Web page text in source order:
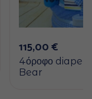
115,00€
4όροφο
Bear